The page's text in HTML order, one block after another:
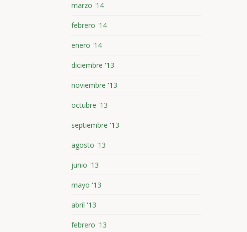
marzo '14
febrero '14
enero '14
diciembre '13
noviembre '13
octubre '13
septiembre '13
agosto '13
junio '13
mayo '13
abril '13
febrero '13